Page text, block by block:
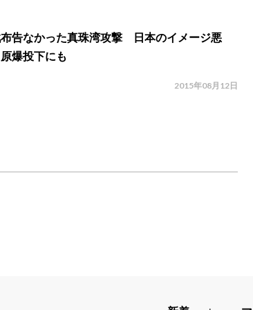
告なかった真珠湾攻撃 日本のイメージ悪
爆投下にも
2015年08月12日